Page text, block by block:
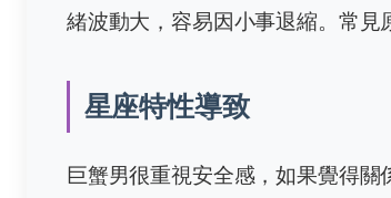
緒波動大，容易因小事退縮。常見
星座特性導致
巨蟹男很重視安全感，如果覺得